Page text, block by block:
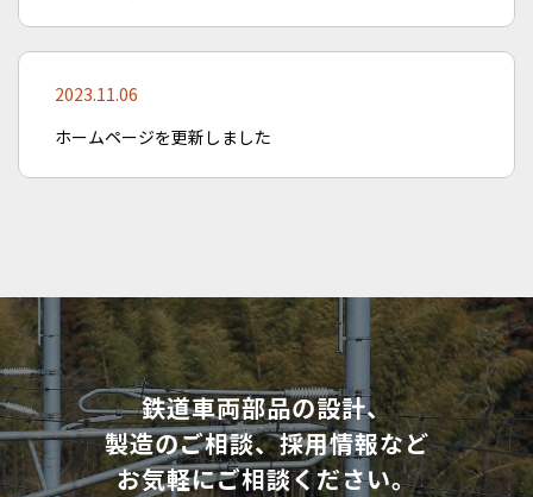
2023.11.06
ホームページを更新しました
鉄道車両部品の設計、
製造のご相談、採用情報など
お気軽にご相談ください。